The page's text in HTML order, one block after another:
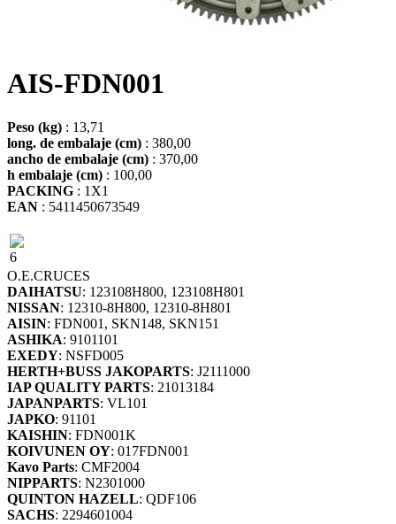
AIS-FDN001
Peso (kg) : 13,71
long. de embalaje (cm) : 380,00
ancho de embalaje (cm) : 370,00
h embalaje (cm) : 100,00
PACKING : 1X1
EAN : 5411450673549
6
O.E.CRUCES
DAIHATSU: 123108H800, 123108H801
NISSAN: 12310-8H800, 12310-8H801
AISIN: FDN001, SKN148, SKN151
ASHIKA: 9101101
EXEDY: NSFD005
HERTH+BUSS JAKOPARTS: J2111000
IAP QUALITY PARTS: 21013184
JAPANPARTS: VL101
JAPKO: 91101
KAISHIN: FDN001K
KOIVUNEN OY: 017FDN001
Kavo Parts: CMF2004
NIPPARTS: N2301000
QUINTON HAZELL: QDF106
SACHS: 2294601004